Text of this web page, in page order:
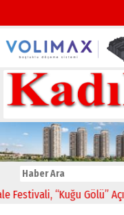
“Kuğu Gölü” Açılış